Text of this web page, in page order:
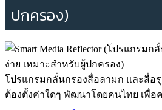
ปกครอง)
โปรแกรมกลั่นกรองสื่อลามก และสื่อ
ต้องตั้งค่าใดๆ พัฒนาโดยคนไทย เพื่อ